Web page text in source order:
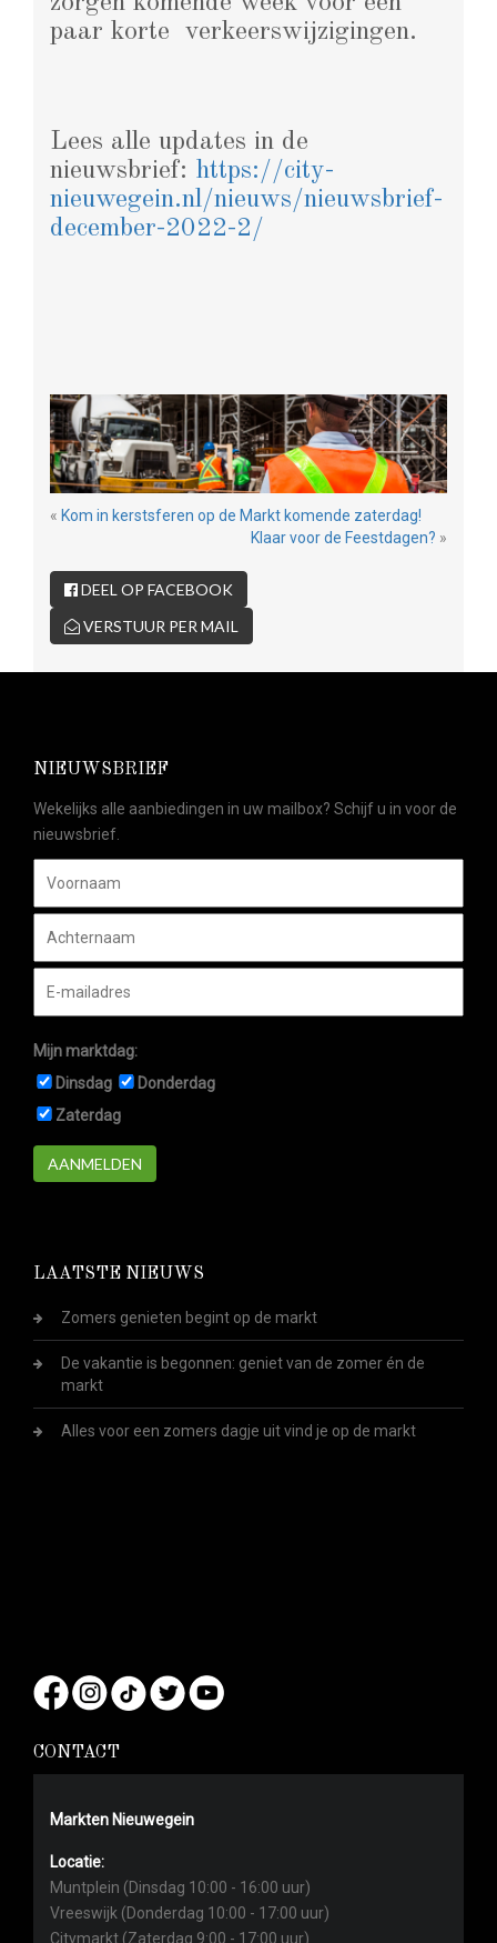
paar korte verkeerswijzigingen.
Lees alle updates in de
nieuwsbrief: https://city-
nieuwegein.nl/nieuws/nieuwsbrief-
december-2022-2/
« Kom in kerstsferen op de Markt komende zaterdag!
Klaar voor de Feestdagen? »
DEEL OP FACEBOOK
VERSTUUR PER MAIL
NIEUWSBRIEF
Wekelijks alle aanbiedingen in uw mailbox? Schijf u in voor de
nieuwsbrief.
Mijn marktdag:
Dinsdag
Donderdag
Zaterdag
AANMELDEN
LAATSTE NIEUWS
Zomers genieten begint op de markt
De vakantie is begonnen: geniet van de zomer én de
markt
Alles voor een zomers dagje uit vind je op de markt
CONTACT
Markten Nieuwegein
Locatie:
Muntplein (Dinsdag 10:00 - 16:00 uur)
Vreeswijk (Donderdag 10:00 - 17:00 uur)
Citymarkt (Zaterdag 9:00 - 17:00 uur)